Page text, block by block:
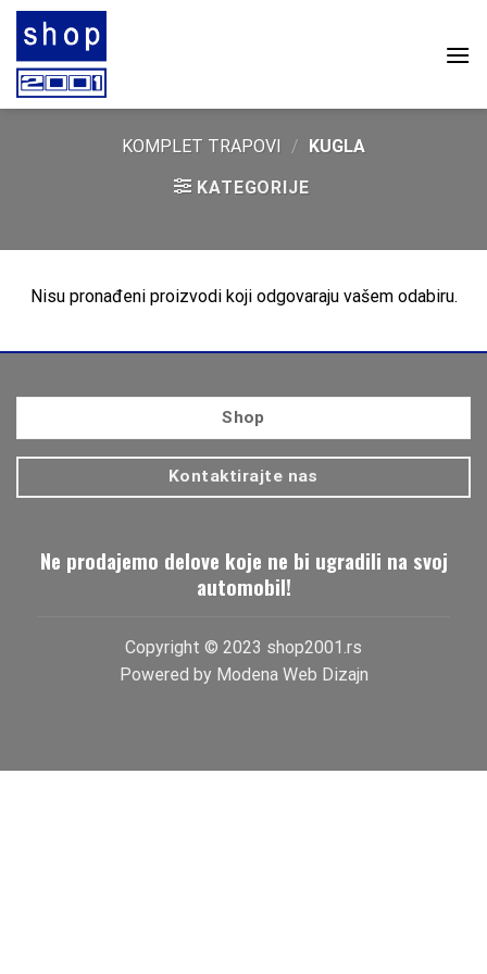
Skip
content
KOMPLET TRAPOVI / KUGLA
KATEGORIJE
Nisu pronađeni proizvodi koji odgovaraju vašem odabiru.
Ne prodajemo delove koje ne bi ugradili na svoj
automobil!
Copyright © 2023 shop2001.rs
Powered by Modena Web Dizajn
Shop
Kontaktirajte nas